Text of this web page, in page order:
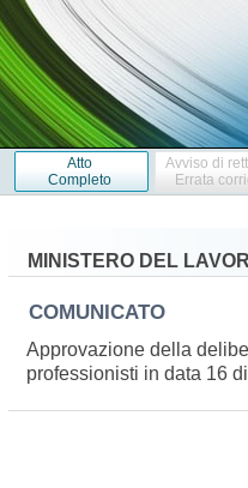
Atto
Completo
Avviso di
Errata
MINISTERO DEL
COMUNICATO
Approvazione della
professionisti in data 16